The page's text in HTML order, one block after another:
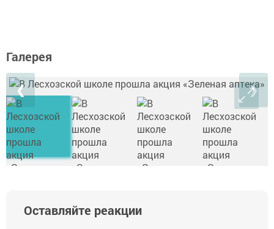
Галерея
❮ ❯
Оставляйте реакции